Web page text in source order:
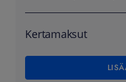
Kertamaksut